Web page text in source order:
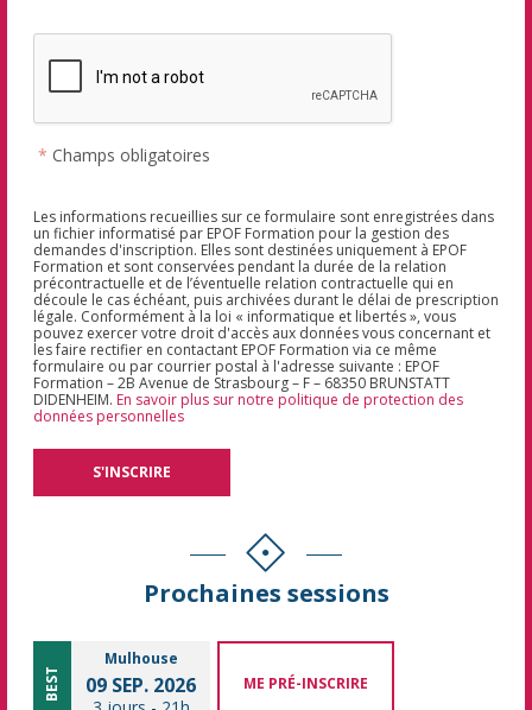
* Champs obligatoires
Les informations recueillies sur ce formulaire sont enregistrées dans
un fichier informatisé par EPOF Formation pour la gestion des
demandes d'inscription. Elles sont destinées uniquement à EPOF
Formation et sont conservées pendant la durée de la relation
précontractuelle et de l’éventuelle relation contractuelle qui en
découle le cas échéant, puis archivées durant le délai de prescription
légale. Conformément à la loi « informatique et libertés », vous
pouvez exercer votre droit d'accès aux données vous concernant et
les faire rectifier en contactant EPOF Formation via ce même
formulaire ou par courrier postal à l'adresse suivante : EPOF
Formation – 2B Avenue de Strasbourg – F – 68350 BRUNSTATT
DIDENHEIM. En savoir plus sur notre politique de protection des
données personnelles
Prochaines sessions
BEST
Mulhouse
09 SEP. 2026 ME PRÉ-INSCRIRE